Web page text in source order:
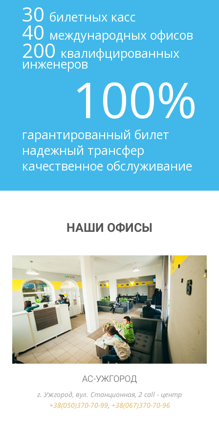
30 билетных касс
40 международных офисов
200 квалифцированных
инженеров
100%
гарантированный билет
надежный трансфер
качественное обслуживание
НАШИ ОФИСЫ
АС-УЖГОРОД
г. Ужгород, вул. Станционная, 2 call - центр
+38(050)370-70-99, +38(067)370-70-96